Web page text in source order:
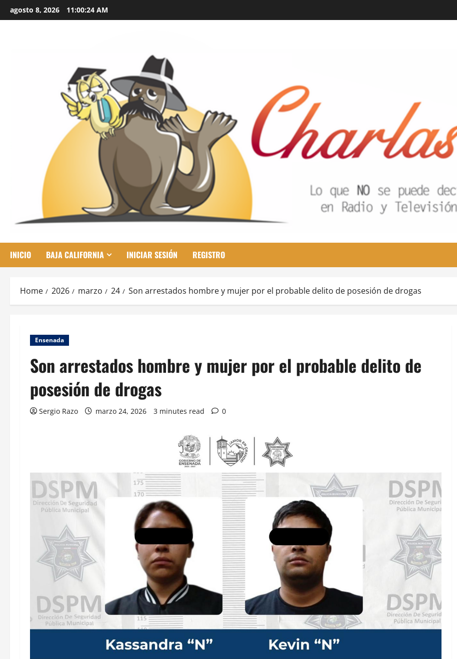
to
agosto 8, 2026 11:00:25 AM
INICIO BAJA CALIFORNIA INICIAR SESIÓN REGISTRO
Home 2026 marzo 24 Son arrestados hombre y mujer por el probable delito de posesión de drogas
Ensenada
Son arrestados hombre y mujer por el probable delito de
posesión de drogas
Sergio Razo marzo 24, 2026 3 minutes read 0